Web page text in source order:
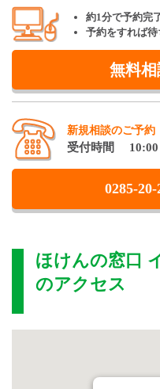
約1分で予約完
予約をすれば待
無料
新規相談のご予約
受付時間 10:00
0285-20-
ほけんの窓口
のアクセス